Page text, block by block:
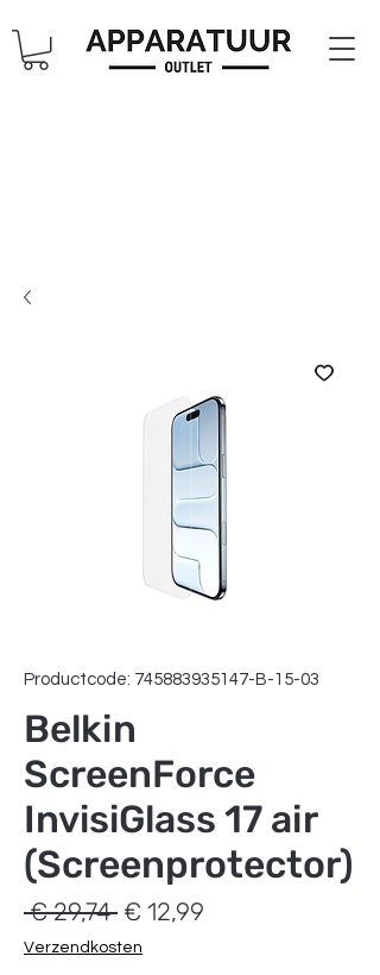
Productcode: 745883935147-B-15-03
Belkin
ScreenForce
InvisiGlass 17 air
(Screenprotector)
€ 29,74 Normale
prijs
€ 12,99
Verzendkosten